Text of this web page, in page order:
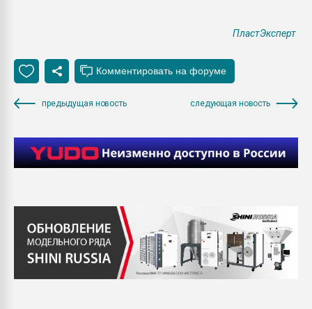
ПластЭксперт
предыдущая новость следующая новость